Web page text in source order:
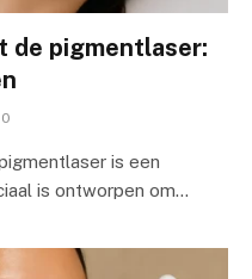
de pigmentlaser:
0
is een
is ontworpen om…